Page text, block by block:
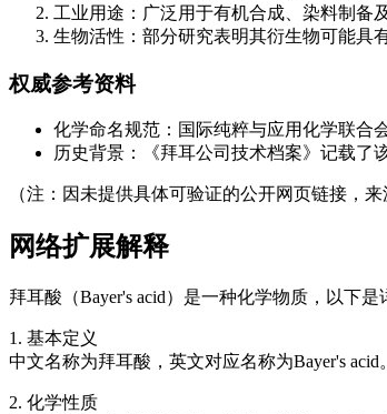
工业用途：广泛用于有机合成、染料制备
生物活性：部分研究表明其衍生物可能具
权威参考资料
化学命名规范：国际纯粹与应用化学联合
历史背景：《拜耳公司技术档案》记载了
（注：因未提供具体可验证的公开网页链接，
网络扩展解释
拜耳酸（Bayer's acid）是一种化学物质，以下是
1. 基本定义
中文名称为拜耳酸，英文对应名称为Bayer's
2. 化学性质